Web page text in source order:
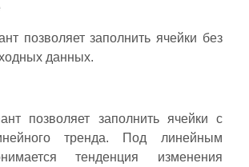
позволяет заполнить ячейки без
данных.
позволяет заполнить ячейки с
тренда. Под линейным
тенденция изменения